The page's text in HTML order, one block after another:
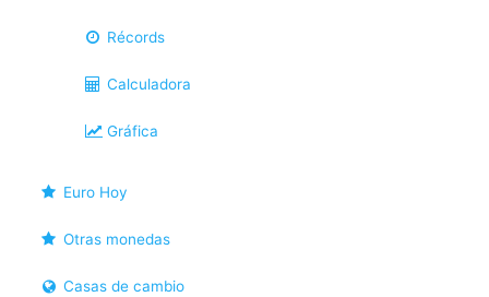
Récords
Calculadora
Gráfica
Euro Hoy
Otras monedas
Casas de cambio